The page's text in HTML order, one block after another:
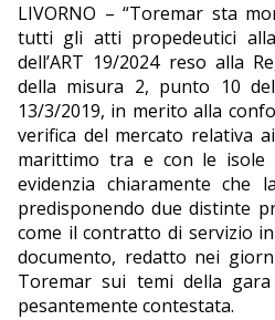
LIVORNO – “Toremar sta
tutti gli atti propedeutici
dell’ART 19/2024 reso alla
della misura 2, punto 10
13/3/2019, in merito alla
verifica del mercato relativa
marittimo tra e con le isole
evidenzia chiaramente che
predisponendo due distinte
come il contratto di servizio
documento, redatto nei
Toremar sui temi della
pesantemente contestata.